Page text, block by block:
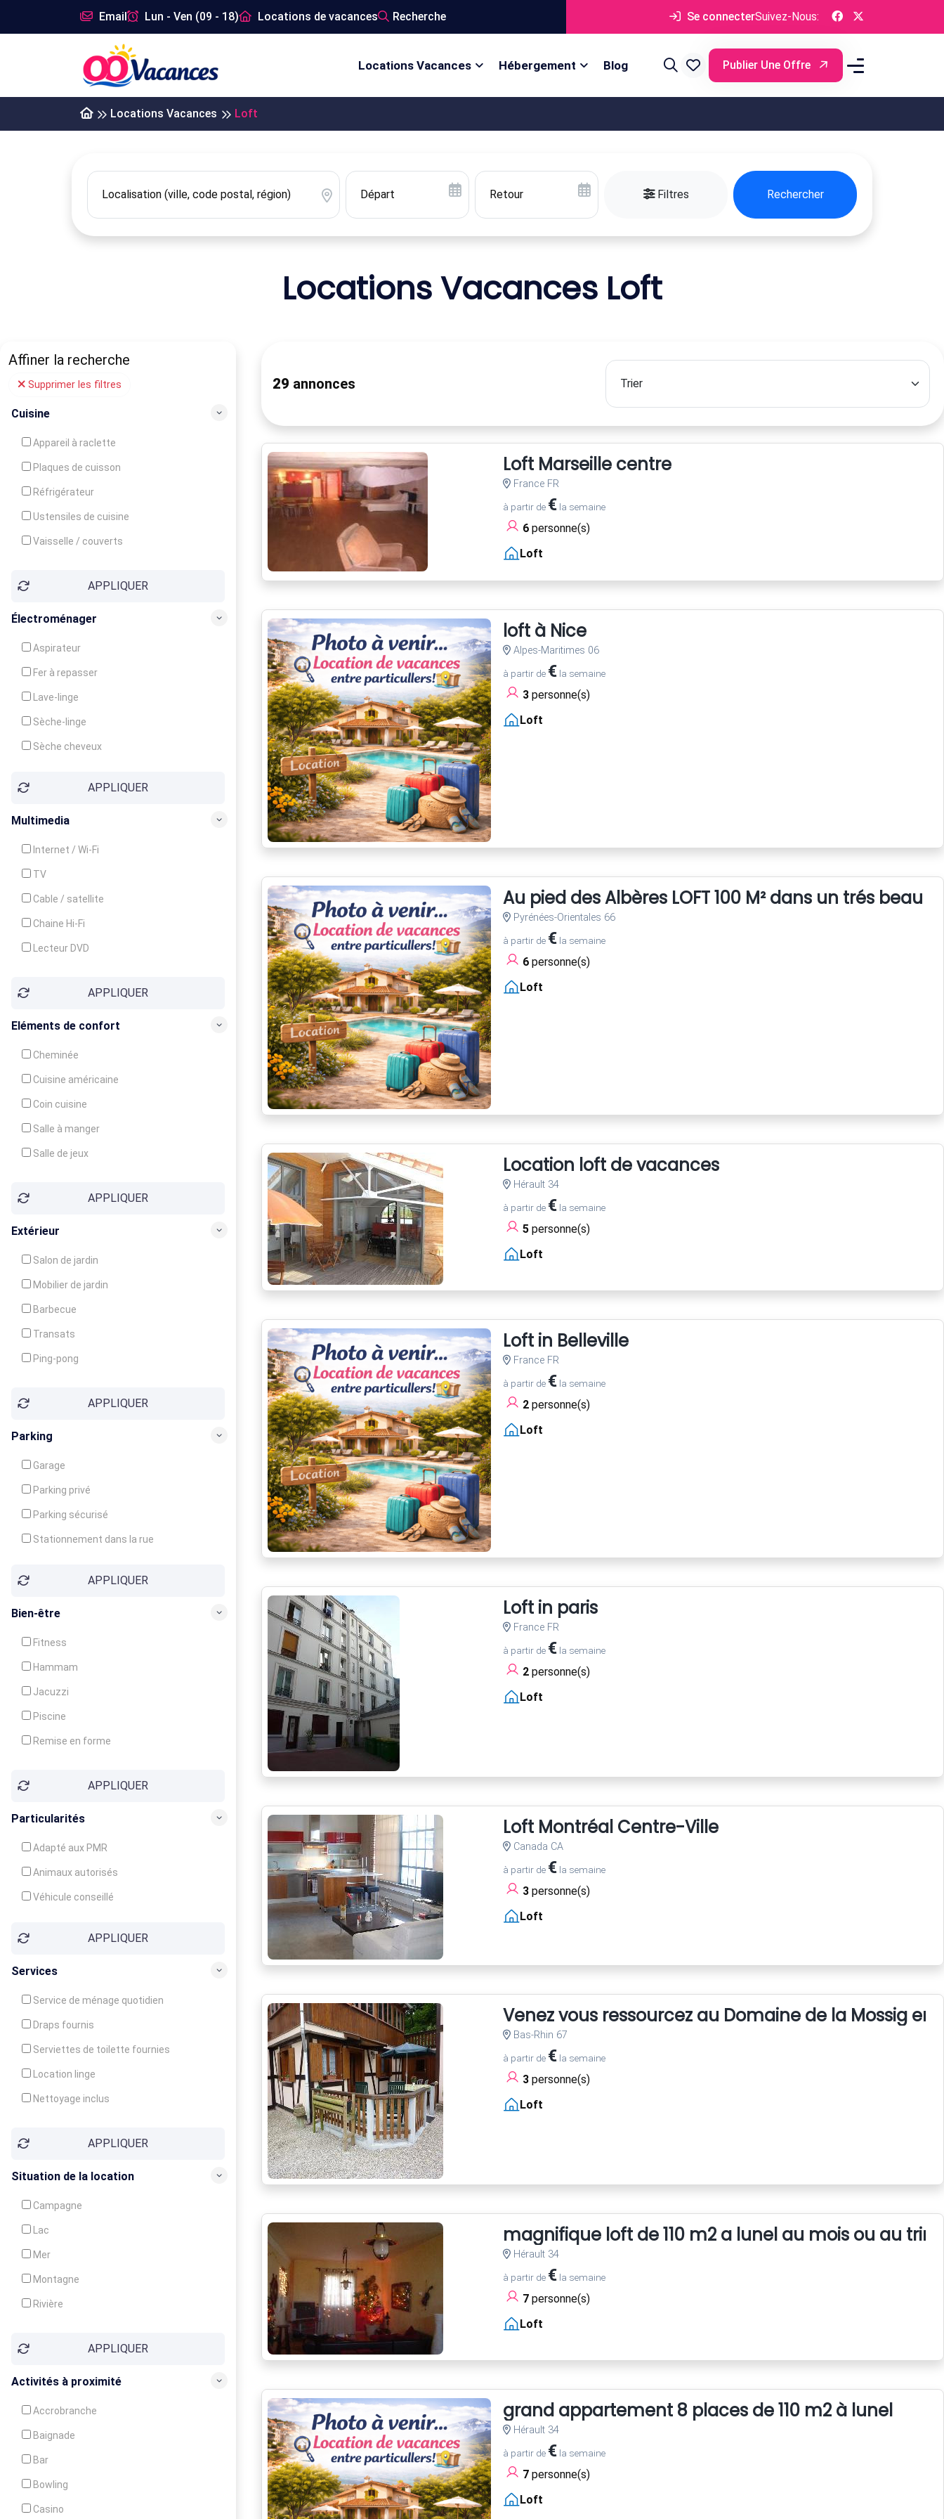
Email Lun - Ven (09 - 18) Locations de vacances Recherche Se connecterSuivez-Nous:
Locations Vacances Hébergement Blog Publier Une Offre
Locations Vacances Loft
Filtres Rechercher
Locations Vacances Loft
Affiner la recherche
Supprimer les filtres
Cuisine
Appareil à raclette
Plaques de cuisson
Réfrigérateur
Ustensiles de cuisine
Vaisselle / couverts
Congélateur
APPLIQUER
Électroménager
Aspirateur
Fer à repasser
Lave-linge
Sèche-linge
Sèche cheveux
APPLIQUER
Multimedia
Internet / Wi-Fi
TV
Cable / satellite
Chaine Hi-Fi
Lecteur DVD
APPLIQUER
Eléments de confort
Cheminée
Cuisine américaine
Coin cuisine
Salle à manger
Salle de jeux
Balcon / Terrasse
APPLIQUER
Extérieur
Salon de jardin
Mobilier de jardin
Barbecue
Transats
Ping-pong
Jeux d'enfantsAPPLIQUER
Parking
Garage
Parking privé
Parking sécurisé
Stationnement dans la rue
APPLIQUER
Bien-être
Fitness
Hammam
Jacuzzi
Piscine
Remise en forme
Soins du corpsAPPLIQUER
Particularités
Adapté aux PMR
Animaux autorisés
Véhicule conseillé
APPLIQUER
Services
Service de ménage quotidien
Draps fournis
Serviettes de toilette fournies
Location linge
Nettoyage inclus
Garde d'enfants
Crèche
APPLIQUER
Situation de la location
Campagne
Lac
Mer
Montagne
Rivière
APPLIQUER
Activités à proximité
Accrobranche
Baignade
Bar
Bowling
Casino
29 annonces
Loft Marseille centre
France FR
à partir de €la semaine
6personne(s)
Loft
loft à Nice
Alpes-Maritimes 06
à partir de €la semaine
3personne(s)
Loft
Au pied des Albères LOFT 100 M² dans un trés beau
Pyrénées-Orientales 66
à partir de €la semaine
6personne(s)
Loft
Location loft de vacances
Hérault 34
à partir de €la semaine
5personne(s)
Loft
Loft in Belleville
France FR
à partir de €la semaine
2personne(s)
Loft
Loft in paris
France FR
à partir de €la semaine
2personne(s)
Loft
Loft Montréal Centre-Ville
Canada CA
à partir de €la semaine
3personne(s)
Loft
Venez vous ressourcez au Domaine de la Mossig en
Bas-Rhin 67
à partir de €la semaine
3personne(s)
Loft
magnifique loft de 110 m2 a lunel au mois ou au
Hérault 34
à partir de €la semaine
7personne(s)
Loft
grand appartement 8 places de 110 m2 à lunel
Hérault 34
à partir de €la semaine
7personne(s)
Loft